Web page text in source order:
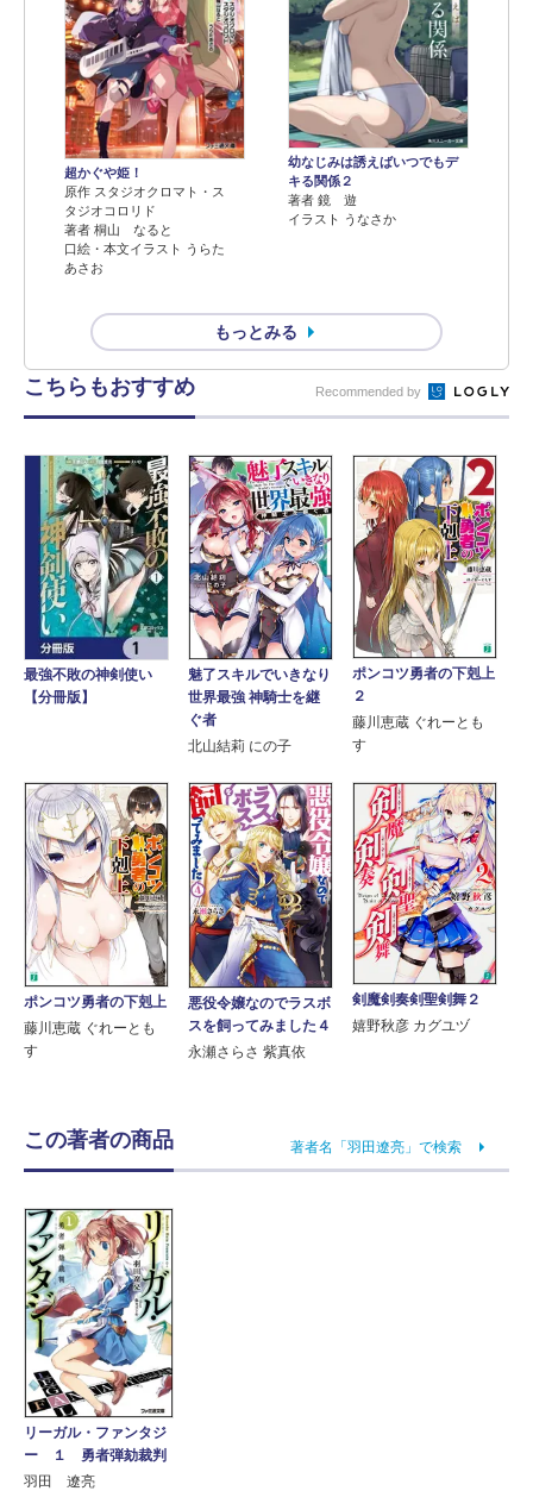
超かぐや姫！
原作 スタジオクロマト・ス
タジオコロリド
著者 桐山 なると
口絵・本文イラスト うらた
あさお
幼なじみは誘えばいつでもデ
キる関係２
著者 鏡 遊
イラスト うなさか
もっとみる
こちらもおすすめ Recommended by
最強不敗の神剣使い
【分冊版】
魅了スキルでいきなり
世界最強 神騎士を継
ぐ者
北山結莉 にの子
ポンコツ勇者の下剋上
２
藤川恵蔵 ぐれーとも
す
ポンコツ勇者の下剋上
藤川恵蔵 ぐれーとも
す
悪役令嬢なのでラスボ
スを飼ってみました４
永瀬さらさ 紫真依
剣魔剣奏剣聖剣舞２
嬉野秋彦 カグユヅ
この著者の商品 著者名「羽田遼亮」で検索
リーガル・ファンタジ
ー １ 勇者弾劾裁判
羽田 遼亮